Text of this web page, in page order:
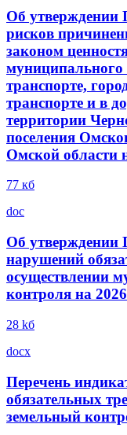
Об
рисков
законом
транспорте,
транспорте и в
территории
поселения
Омской области
77 кб
doc
Об
нарушений
осуществлении
контроля на
28 kб
docx
Перечень
обязательных
земельный